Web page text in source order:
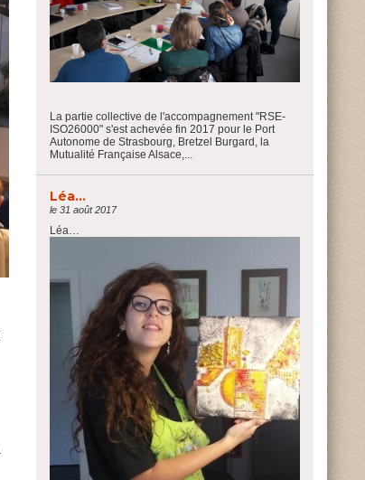
La partie collective de l'accompagnement "RSE-
ISO26000" s'est achevée fin 2017 pour le Port
Autonome de Strasbourg, Bretzel Burgard, la
Mutualité Française Alsace,...
Léa…
le 31 août 2017
Léa…